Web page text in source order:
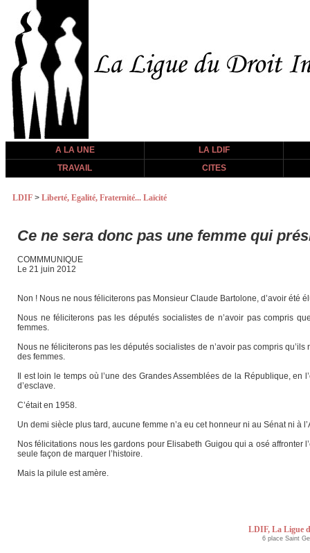
A LA UNE
LA LDIF
TRAVAIL
CITES
LDIF > Liberté, Egalité, Fraternité... Laïcité
Ce ne sera donc pas une femme qui
COMMMUNIQUE
Le 21 juin 2012
Non ! Nous ne nous féliciterons pas Monsieur Claude Bartolone, d’avoir été
Nous ne féliciterons pas les députés socialistes de n’avoir pas compris
femmes.
Nous ne féliciterons pas les députés socialistes de n’avoir pas compris
des femmes.
Il est loin le temps où l’une des Grandes Assemblées de la République,
d’esclave.
C’était en 1958.
Un demi siècle plus tard, aucune femme n’a eu cet honneur ni au Sénat ni à
Nos félicitations nous les gardons pour Elisabeth Guigou qui a osé affronter
seule façon de marquer l’histoire.
Mais la pilule est amère.
LDIF, La Ligue
6 place Saint